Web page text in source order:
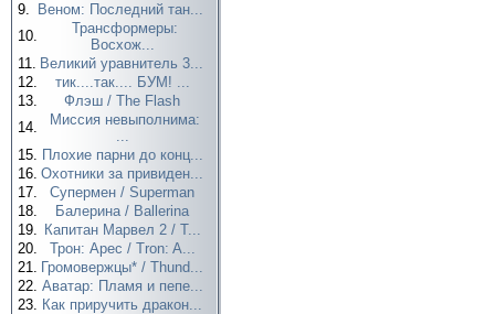
9.
Веном: Последний тан...
10.
Трансформеры:
Восхож...
11. Великий уравнитель 3...
12.
тик....так.... БУМ! ...
13.
Флэш / The Flash
14.
Миссия невыполнима:
...
15. Плохие парни до конц...
16. Охотники за привиден...
17.
Супермен / Superman
18.
Балерина / Ballerina
19. Капитан Марвел 2 / T...
20.
Трон: Арес / Tron: A...
21. Громовержцы* / Thund...
22. Аватар: Пламя и пепе...
23. Как приручить дракон...